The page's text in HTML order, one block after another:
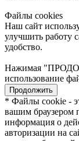
Файлы cookies
Наш сайт
улучшить работу
удобство.
Нажимая
использование
Продолжить
* Файлы cookie -
вашим браузером
информация о
авторизации на